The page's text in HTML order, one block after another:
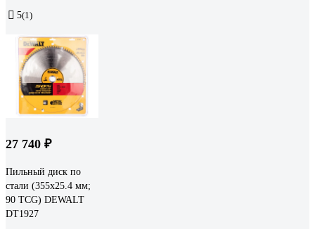
5(1)
27 740 ₽
Пильный диск по
стали (355х25.4 мм;
90 TCG) DEWALT
DT1927